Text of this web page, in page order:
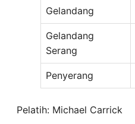
Gelandang
Gelandang
Serang
Penyerang
Pelatih: Michael Carrick